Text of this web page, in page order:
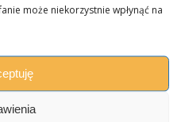
może niekorzystnie wpłynąć na